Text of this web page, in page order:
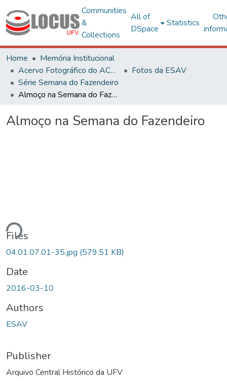
Communities
&
Collections
All of
DSpace
Statistics
Home
Memória Institucional
Acervo Fotográfico do ACH-UFV
Fotos da ESAV
Série Semana do Fazendeiro
Almoço na Semana do Fazendeiro
Almoço na Semana do Fazendeiro
Files
04.01.07.01-35.jpg (579.51 KB)
Date
2016-03-10
Authors
ESAV
Publisher
Arquivo Central Histórico da UFV